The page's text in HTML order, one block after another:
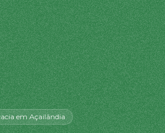
em Açailândia